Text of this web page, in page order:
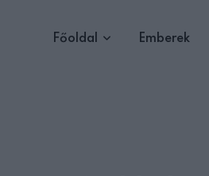
Főoldal Emberek